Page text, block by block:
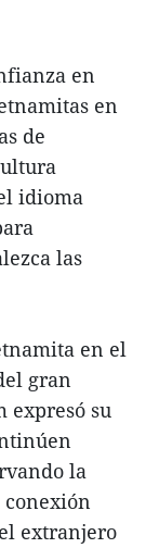
en
en
de
idioma
las
en el
gran
expresó su
la
extranjero